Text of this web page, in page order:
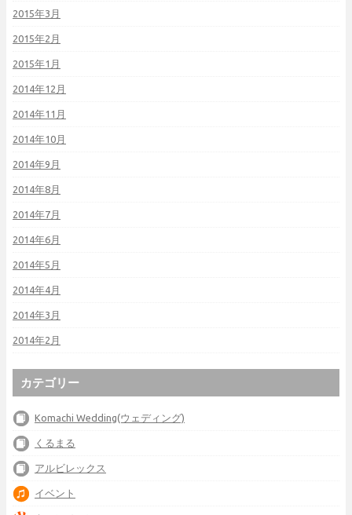
2015年3月
2015年2月
2015年1月
2014年12月
2014年11月
2014年10月
2014年9月
2014年8月
2014年7月
2014年6月
2014年5月
2014年4月
2014年3月
2014年2月
カテゴリー
Komachi Wedding(ウェディング)
くるまる
アルビレックス
イベント